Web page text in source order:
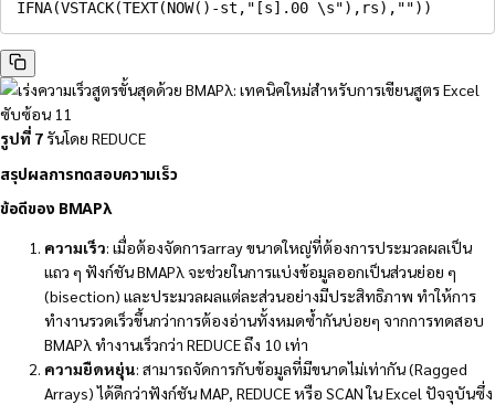
IFNA(VSTACK(TEXT(NOW( ) -st , "[s].00 \s") , rs) , "") )
รูปที่ 7 รันโดย REDUCE
สรุปผลการทดสอบความเร็ว
ข้อดีของ BMAPλ
ความเร็ว: เมื่อต้องจัดการarray ขนาดใหญ่ที่ต้องการประมวลผลเป็น
แถว ๆ ฟังก์ชัน BMAPλ จะช่วยในการแบ่งข้อมูลออกเป็นส่วนย่อย ๆ
(bisection) และประมวลผลแต่ละส่วนอย่างมีประสิทธิภาพ ทำให้การ
ทำงานรวดเร็วขึ้นกว่าการต้องอ่านทั้งหมดซ้ำกันบ่อยๆ จากการทดสอบ
BMAPλ ทำงานเร็วกว่า REDUCE ถึง 10 เท่า
ความยืดหยุ่น: สามารถจัดการกับข้อมูลที่มีขนาดไม่เท่ากัน (Ragged
Arrays) ได้ดีกว่าฟังก์ชัน MAP, REDUCE หรือ SCAN ใน Excel ปัจจุบันซึ่ง